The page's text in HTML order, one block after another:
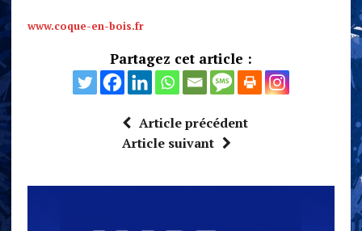
www.coque-en-bois.fr
Partagez cet article :
Article précédent
Article suivant